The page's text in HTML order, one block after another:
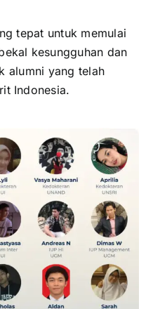
tepat untuk memulai
kesungguhan dan
alumni yang telah
Indonesia.